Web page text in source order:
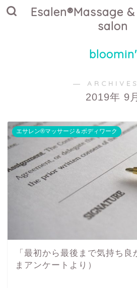
Esalen®Massage
salon
bloomin'
―
2019年 9月
エサレン®マッサージ＆ボディワーク
「最初から最後まで気持ち良
まアンケートより）